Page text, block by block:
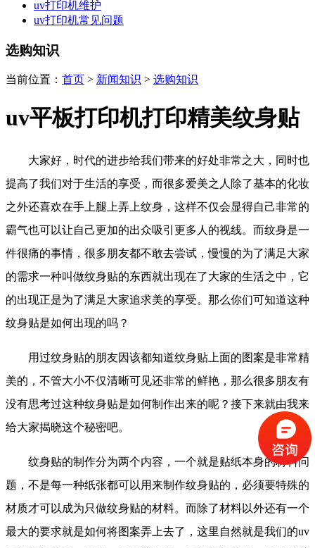
uv打印机维护
uv打印机常见问题
选购知识
当前位置： 首页 > 新闻知识 > 选购知识
uv平板打印机打印精美纹身贴
大家好，时代的进步给我们带来的好处非常之大，同时也
提高了我们对于生活的享受，而很多爱美之人除了基本的化妆
之外还喜欢在手上腿上弄上纹身，这样不仅会显得自己非常的
霸气也可以让自己更加的出众吸引更多人的视线。而纹身是一
件很痛的事情，很多朋友都不敢去尝试，慢慢的为了满足大家
的需求一种叫做纹身贴的东西就出现在了大家的生活之中，它
的出现正是为了满足大家追求美的享受。那么你们可知道这种
纹身贴是如何出现的吗？
用过纹身贴的朋友因该都知道纹身贴上面的图案是非常精
美的，不管大小不仅清晰可见还非常的鲜艳，那么很多朋友有
没有思考过这种纹身贴是如何制作出来的呢？接下来就由我来
给大家揭晓这个秘密吧。
纹身贴的制作分为两个内容，一个就是贴纸本身的材料问
题，不是每一种纸张都可以用来制作纹身贴的，必须要特殊的
材质才可以成为只做纹身贴的材料。而除了材料以外还有一个
最大的要求就是如何将图案弄上去了，这里自然就是我们的uv